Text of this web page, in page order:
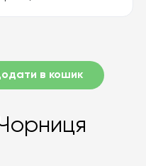
в кошик